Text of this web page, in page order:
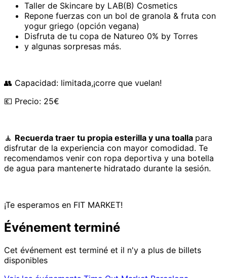
Taller de Skincare by LAB(B) Cosmetics
Repone fuerzas con un bol de granola & fruta con
yogur griego (opción vegana)
Disfruta de tu copa de Natureo 0% by Torres
y algunas sorpresas más.
👥 Capacidad: limitada,¡corre que vuelan!
💶 Precio: 25€
🧘 Recuerda traer tu propia esterilla y una toalla para
disfrutar de la experiencia con mayor comodidad. Te
recomendamos venir con ropa deportiva y una botella
de agua para mantenerte hidratado durante la sesión.
¡Te esperamos en FIT MARKET!
Événement terminé
Cet événement est terminé et il n'y a plus de billets
disponibles